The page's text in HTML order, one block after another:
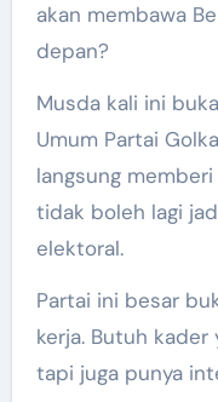
akan membawa
depan?
Musda kali ini
Umum Partai
langsung memberi
tidak boleh lagi
elektoral.
Partai ini besar
kerja. Butuh kader
tapi juga punya